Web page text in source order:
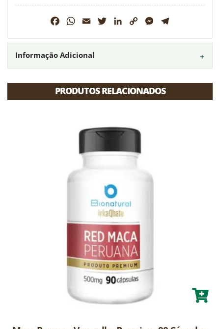
FacebookWhatsApp
Email TwitterLinkedIn
Copy
Messenger
Informação Adicional
PRODUTOS RELACIONADOS